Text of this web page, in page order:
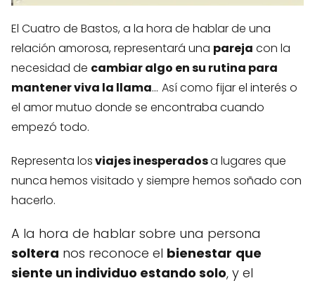
El Cuatro de Bastos, a la hora de hablar de una
relación amorosa, representará una pareja con la
necesidad de cambiar algo en su rutina para
mantener viva la llama... Así como fijar el interés o
el amor mutuo donde se encontraba cuando
empezó todo.
Representa losviajes inesperadosa lugares que
nunca hemos visitado y siempre hemos soñado con
hacerlo.
A la hora de hablar sobre una persona
soltera nos reconoce el bienestar que
siente un individuo estando solo, y el